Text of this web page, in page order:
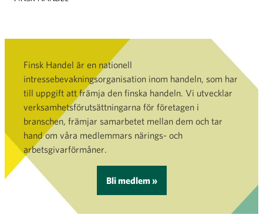
Finsk Handel är en nationell
intressebevakningsorganisation inom handeln, som har
till uppgift att främja den finska handeln. Vi utvecklar
verksamhetsförutsättningarna för företagen i
branschen, främjar samarbetet mellan dem och tar
hand om våra medlemmars närings- och
arbetsgivarförmåner.
Bli medlem »